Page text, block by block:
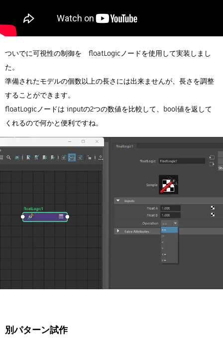
ついでに可視性の制御を floatLogicノードを使用して実装しまし
た。
準備されたモデルの個数以上の長さには出来ませんが、長さを調整
することができます。
floatLogicノードは inputの2つの数値を比較して、bool値を返して
くれるので何かと便利ですね。
別パターン試作